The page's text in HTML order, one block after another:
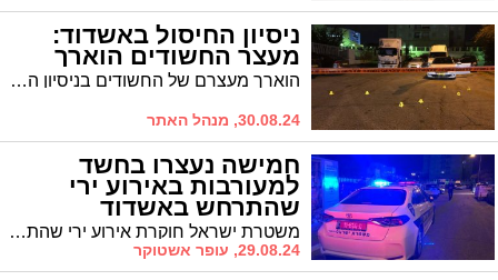
ניסיון החיסול באשדוד:
מעצר החשודים הוארך
הוארך מעצרם של החשודים בניסיון החיסול שאירע ברובע ב' בעיר. אחד העצורים בפרשה כבר נעצר לפני כחצי שנה בניסיון החיסול שאירע בסמוך לאולם אירועים בבני דרום
30.08.24, מנהל האתר
חמישה נעצרו בחשד
למעורבות באירוע ירי
שהתרחש באשדוד
משטרת ישראל חוקרת אירוע ירי שהתרחש בליל אמש בעיר אשדוד על רקע סכסוך פלילי בין עבריינים ועצרה לחקירה 5 חשודים
29.08.24, עופר אשטוקר